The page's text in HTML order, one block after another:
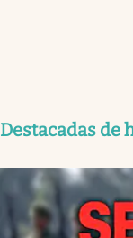
Destacadas de